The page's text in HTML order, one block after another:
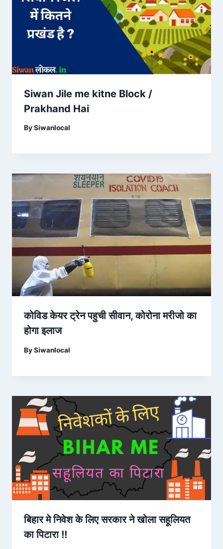
Siwan Jile me kitne Block /
Prakhand Hai
BySiwanlocal
कोविड केयर ट्रेन पहुची सीवान, कोरोना मरीजो का
होगा इलाज
BySiwanlocal
बिहार मे निवेश के लिए सरकार ने खोला सहूलियत
का पिटारा !!